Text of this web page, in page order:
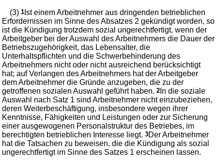
(3)1 Ist einem Arbeitnehmer aus dringenden betrieblichen
Erfordernissen im Sinne des Absatzes 2 gekündigt worden, so
ist die Kündigung trotzdem sozial ungerechtfertigt, wenn der
Arbeitgeber bei der Auswahl des Arbeitnehmers die Dauer der
Betriebszugehörigkeit, das Lebensalter, die
Unterhaltspflichten und die Schwerbehinderung des
Arbeitnehmers nicht oder nicht ausreichend berücksichtigt
hat; auf Verlangen des Arbeitnehmers hat der Arbeitgeber
dem Arbeitnehmer die Gründe anzugeben, die zu der
getroffenen sozialen Auswahl geführt haben.2 In die soziale
Auswahl nach Satz 1 sind Arbeitnehmer nicht einzubeziehen,
deren Weiterbeschäftigung, insbesondere wegen ihrer
Kenntnisse, Fähigkeiten und Leistungen oder zur Sicherung
einer ausgewogenen Personalstruktur des Betriebes, im
berechtigten betrieblichen Interesse liegt.3Der Arbeitnehmer
hat die Tatsachen zu beweisen, die die Kündigung als sozial
ungerechtfertigt im Sinne des Satzes 1 erscheinen lassen.